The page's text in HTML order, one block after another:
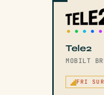
Tele2
MOBILT
FRI